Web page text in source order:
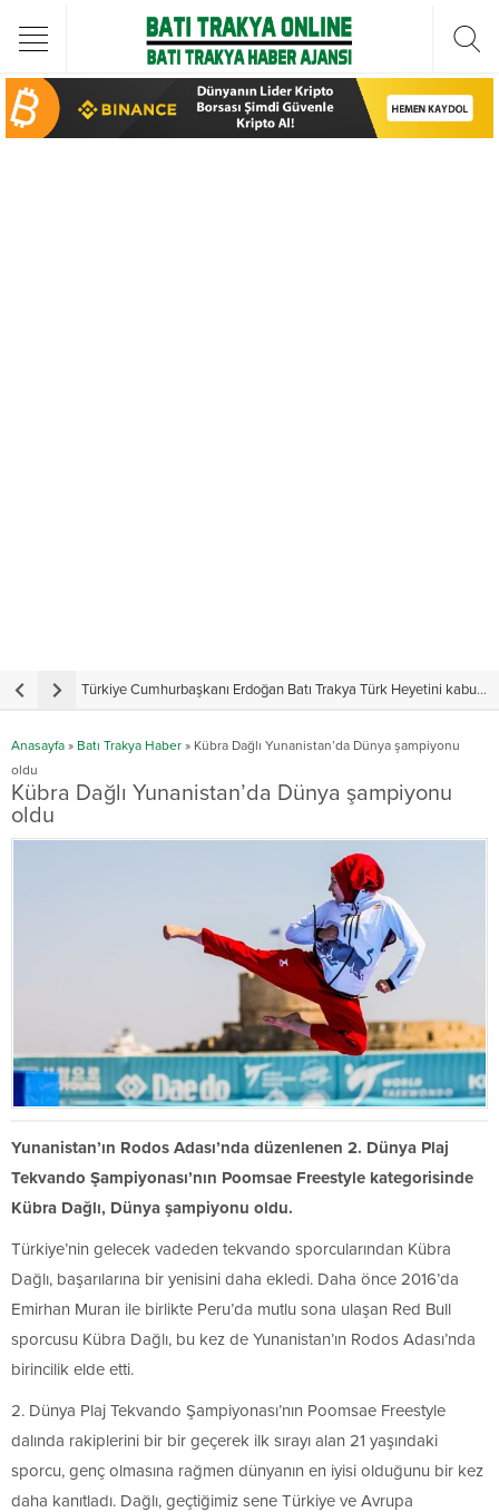
Türkiye Cumhurbaşkanı Erdoğan Batı Trakya Türk Heyetini kabul etti
Anasayfa » Batı Trakya Haber » Kübra Dağlı Yunanistan’da Dünya şampiyonu
oldu
Kübra Dağlı Yunanistan’da Dünya şampiyonu
oldu
Yunanistan’ın Rodos Adası’nda düzenlenen 2. Dünya Plaj
Tekvando Şampiyonası’nın Poomsae Freestyle kategorisinde
Kübra Dağlı, Dünya şampiyonu oldu.
Türkiye’nin gelecek vadeden tekvando sporcularından Kübra
Dağlı, başarılarına bir yenisini daha ekledi. Daha önce 2016’da
Emirhan Muran ile birlikte Peru’da mutlu sona ulaşan Red Bull
sporcusu Kübra Dağlı, bu kez de Yunanistan’ın Rodos Adası’nda
birincilik elde etti.
2. Dünya Plaj Tekvando Şampiyonası’nın Poomsae Freestyle
dalında rakiplerini bir bir geçerek ilk sırayı alan 21 yaşındaki
sporcu, genç olmasına rağmen dünyanın en iyisi olduğunu bir kez
daha kanıtladı. Dağlı, geçtiğimiz sene Türkiye ve Avrupa